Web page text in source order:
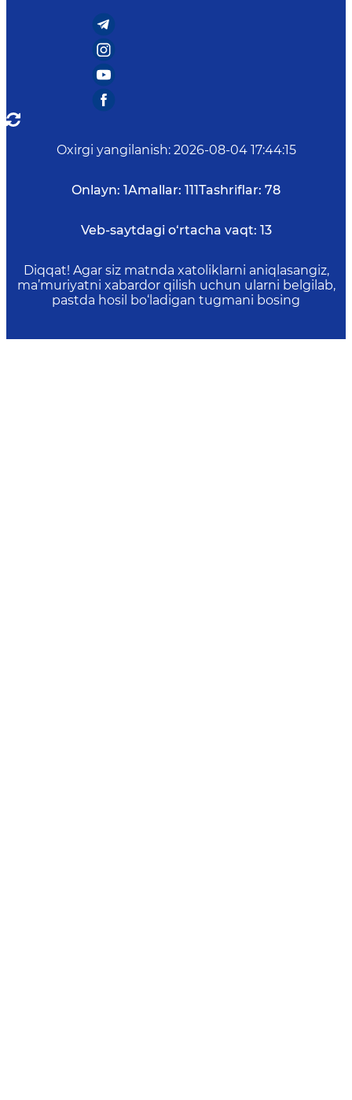
Oxirgi yangilanish: 2026-08-04 17:44:15
Onlayn: 1Amallar: 111Tashriflar: 78
Veb-saytdagi o‘rtacha vaqt: 13
Diqqat! Agar siz matnda xatoliklarni aniqlasangiz,
ma’muriyatni xabardor qilish uchun ularni belgilab,
pastda hosil bo‘ladigan tugmani bosing